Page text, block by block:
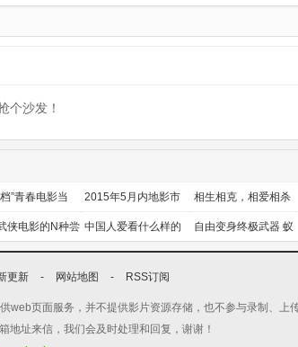
个沙发！
”青春电影当 2015年5月内地影市
前瞻
相生相克，相爱相杀
侠电影的N种尝 中国人爱看什么样的
喜剧？
自由变身终极武器 蚁
人能力使用者大盘点
更新 - 网站地图 - RSS订阅
web页面服务，并不提供影片资源存储，也不参与录制、上
地址来信，我们会及时处理和回复，谢谢！